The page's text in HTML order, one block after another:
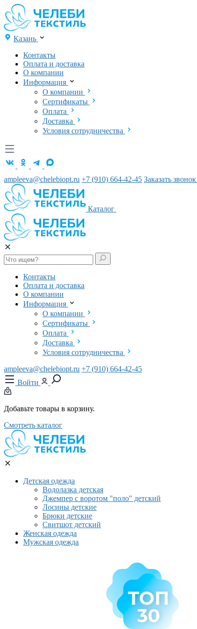
Казань
Контакты
Оплата и доставка
О компании
Информация
О компании
Сертификаты
Оплата
Доставка
Условия сотрудничества
ampleeva@chelebiopt.ru +7 (910) 664-42-45 Заказать звонок
Каталог
Контакты
Оплата и доставка
О компании
Информация
О компании
Сертификаты
Оплата
Доставка
Условия сотрудничества
ampleeva@chelebiopt.ru +7 (910) 664-42-45
Войти
Добавьте товары в корзину.
Смотреть каталог
Детская одежда
Водолазка детская
Джемпер с воротом "поло" детский
Лосины детские
Брюки детские
Свитшот детский
Женская одежда
Мужская одежда